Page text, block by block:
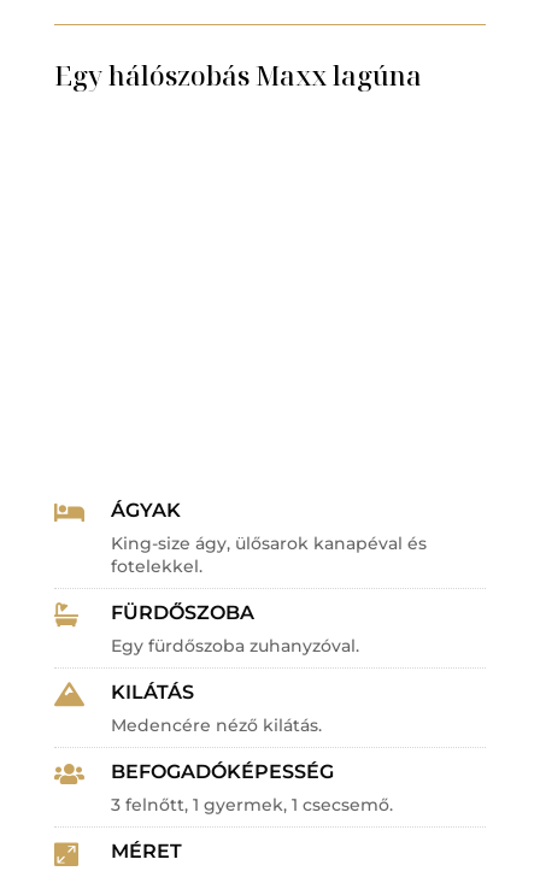
Egy hálószobás Maxx lagúna
 ÁGYAK
King-size ágy, ülősarok kanapéval és
fotelekkel.
 FÜRDŐSZOBA
Egy fürdőszoba zuhanyzóval.
 KILÁTÁS
Medencére néző kilátás.
 BEFOGADÓKÉPESSÉG
3 felnőtt, 1 gyermek, 1 csecsemő.
 MÉRET